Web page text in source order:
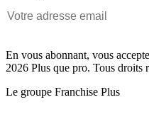
En vous abonnant, vous
2026 Plus que pro. Tous droits
Le groupe Franchise Plus